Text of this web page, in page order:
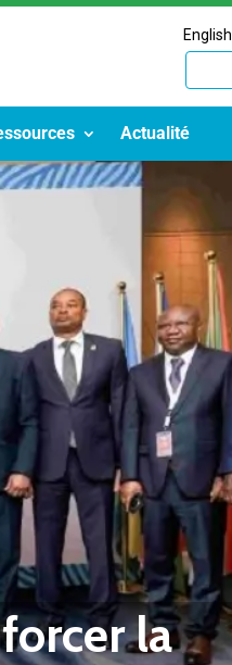
English
Actualité
la